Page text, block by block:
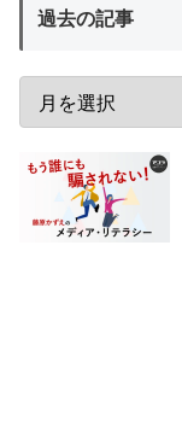
過去の記事